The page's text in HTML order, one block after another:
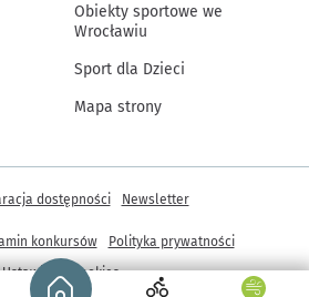
Strona główna - wroclaw.pl
Obiekty sportowe we
Wrocławiu
Sport dla Dzieci
Mapa strony
dostępności Newsletter
konkursów
Polityka prywatności
Ustawienia cookies